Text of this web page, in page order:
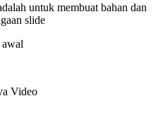
untuk membuat bahan dan
slide
Video